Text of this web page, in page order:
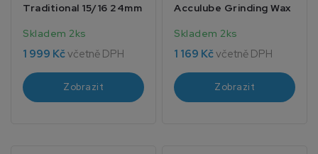
Traditional 15/16 24mm
Skladem 2ks
1 999 Kčvčetně DPH
Zobrazit
Acculube Grinding Wax
Skladem 2ks
1 169 Kčvčetně DPH
Zobrazit